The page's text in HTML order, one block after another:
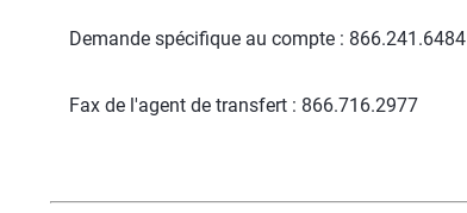
Demande spécifique au compte : 866.241.6484
Fax de l'agent de transfert : 866.716.2977